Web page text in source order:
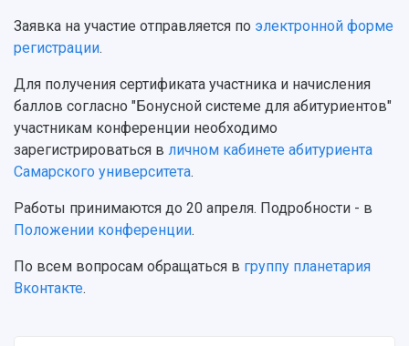
Ботанический сад
Умный дом бабочек
Сведения об образовательной организации
Официальные документы
Заявка на участие отправляется по электронной форме
регистрации.
Для получения сертификата участника и начисления
баллов согласно "Бонусной системе для абитуриентов"
участникам конференции необходимо
зарегистрироваться в личном кабинете абитуриента
Самарского университета.
Работы принимаются до 20 апреля. Подробности - в
Положении конференции.
По всем вопросам обращаться в группу планетария
Вконтакте.